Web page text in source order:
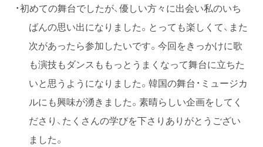
・初めての舞台でしたが、優しい方々に出会い私のいち
ばんの思い出になりました。とっても楽しくて、また
次があったら参加したいです。今回をきっかけに歌
も演技もダンスももっとうまくなって舞台に立ちた
いと思うようになりました。韓国の舞台・ミュージカ
ルにも興味が湧きました。素晴らしい企画をしてく
ださり、たくさんの学びを下さりありがとうござい
ました。